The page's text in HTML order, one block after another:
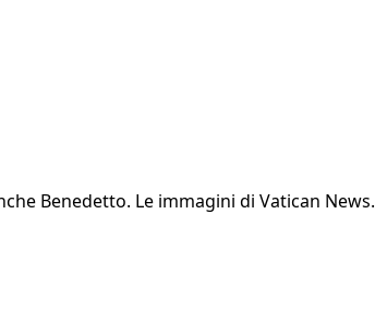
Benedetto. Le immagini di Vatican News.